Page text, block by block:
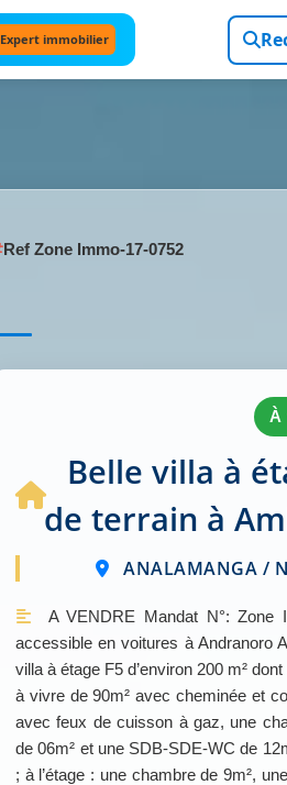
Expert immobilier
Ref Zone Immo-17-0752
Belle villa à
de terrain à
ANALAMANGA /
A VENDRE Mandat N°: Zone
accessible en voitures à Andranoro
villa à étage F5 d’environ 200 m²
à vivre de 90m² avec cheminée et
avec feux de cuisson à gaz, une
de 06m² et une SDB-SDE-WC de
; à l’étage : une chambre de 9m²,